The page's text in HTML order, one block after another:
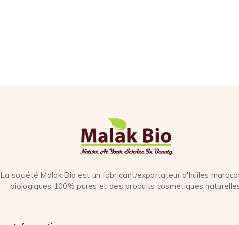
La société Malak Bio est un fabricant/exportateur d'huiles
biologiques 100% pures et des produits cosmétiques